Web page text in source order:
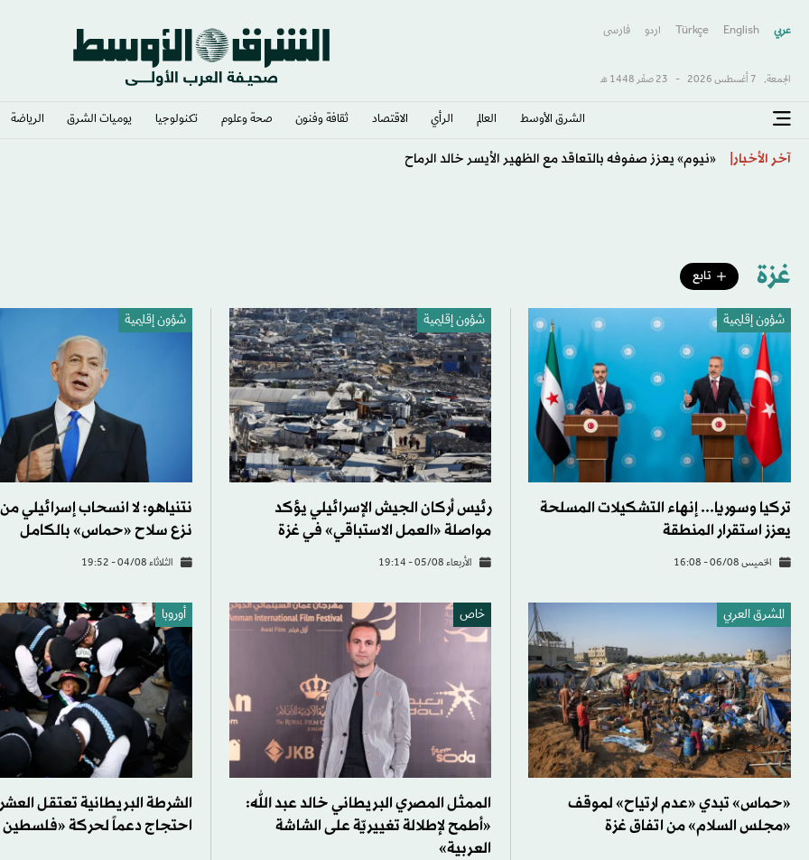
عربي English
Türkçe اردو فارسى
الجمعة, 7 أغسطس 2026 - 23 صفَر 1448 هـ
الشرق الأوسط​ العالم الرأي الاقتصاد ثقافة وفنون صحة وعلوم تكنولوجيا يوميات الشرق​ الرياضة
آخر الأخبار نابولي يرحب برحيل لوكاكو إلى فنربخشة
غزة تابع
شؤون إقليمية
تركيا وسوريا... إنهاء التشكيلات المسلحة
يعزز استقرار المنطقة
الخميس 06/08 - 16:08
شؤون إقليمية
رئيس أركان الجيش الإسرائيلي يؤكد
مواصلة «العمل الاستباقي» في غزة
الأربعاء 05/08 - 19:14
شؤون إقليمية
نتنياهو: لا انسحاب إسرائيلي
نزع سلاح «حماس» بالكامل
الثلاثاء 04/08 - 19:52
المشرق العربي
«حماس» تبدي «عدم ارتياح» لموقف
«مجلس السلام» من اتفاق غزة
خاص
الممثل المصري البريطاني خالد عبد الله:
«أطمح لإطلالة تغييريّة على الشاشة
العربية»
أوروبا
الشرطة البريطانية تعتقل
احتجاج دعماً لحركة